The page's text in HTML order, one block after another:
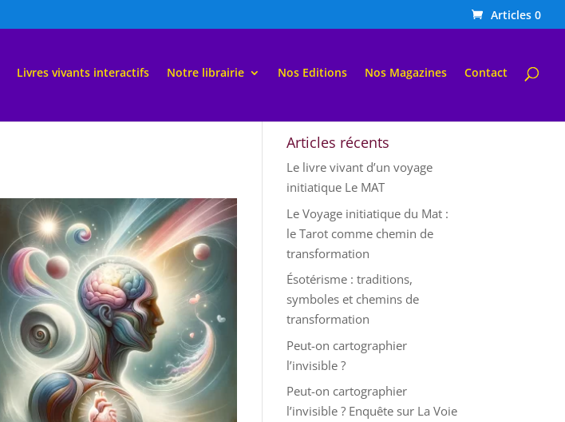
Articles 0
Livres vivants interactifs Notre librairie Nos Editions Nos Magazines Contact
Articles récents
Le livre vivant d’un voyage
initiatique Le MAT
Le Voyage initiatique du Mat :
le Tarot comme chemin de
transformation
Ésotérisme : traditions,
symboles et chemins de
transformation
Peut-on cartographier
l’invisible ?
Peut-on cartographier
l’invisible ? Enquête sur La Voie